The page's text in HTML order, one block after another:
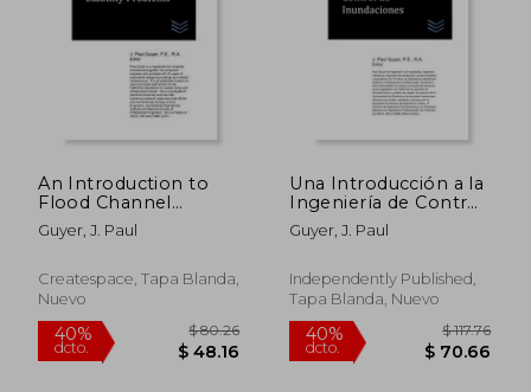
40%
dcto. $ 111.16
40%
dcto. $
An Introduction to
Flood Channel
Stability Problems
(en Inglés)
Guyer, J. Paul
Createspace, Tapa Blanda,
Nuevo
Una Introducción a la
Ingeniería de Control
de Inundaciones
Guyer, J. Paul
Independently Published,
Tapa Blanda, Nuevo